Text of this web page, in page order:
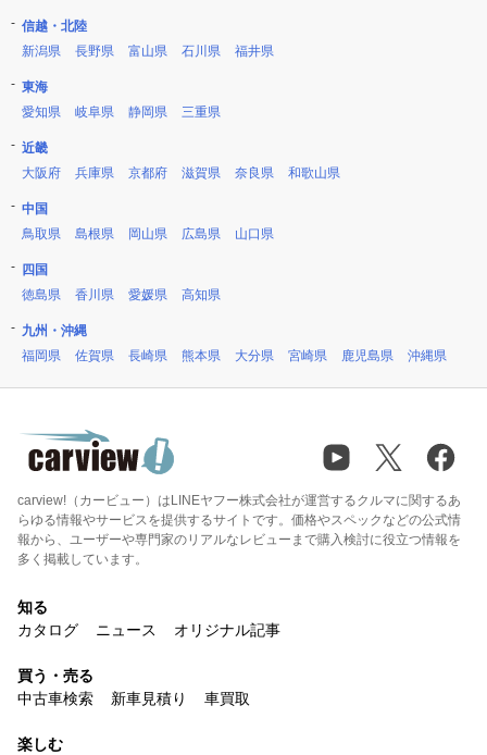
信越・北陸
新潟県
長野県 富山県 石川県 福井県
東海
愛知県
岐阜県 静岡県 三重県
近畿
大阪府
兵庫県 京都府 滋賀県 奈良県 和歌山県
中国
鳥取県
島根県 岡山県 広島県 山口県
四国
徳島県
香川県 愛媛県 高知県
九州・沖縄
福岡県
佐賀県 長崎県 熊本県 大分県 宮崎県 鹿児島県 沖縄県
carview!（カービュー）はLINEヤフー株式会社が運営するクルマに関するあ
らゆる情報やサービスを提供するサイトです。価格やスペックなどの公式情
報から、ユーザーや専門家のリアルなレビューまで購入検討に役立つ情報を
多く掲載しています。
知る
カタログ
ニュース オリジナル記事
買う・売る
中古車検索
新車見積り 車買取
楽しむ